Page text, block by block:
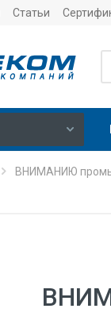
Статьи
ВНИМАНИЮ